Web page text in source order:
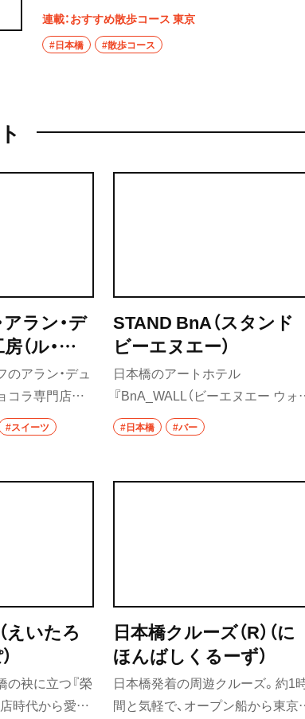
（1863）の「八町堀霊岸嶋日本橋南之絵図」を
を紹介。タイムスリップを楽しむ特別な散歩体
連載：おすすめ散歩コース 東京
#日本橋 #散歩コース
ラン・デ
（ル・シ
・デュカ
うぼう）
アラン・デュ
コラ専門店。
いチョコレ
るような気分
トを選べ
ースではショ
#スイーツ
STAND BnA（スタンド
ビーエヌエー）
日本橋のアートホテル
『BnA_WALL（ビーエヌエー ウォ
ル）』の1階にあり、朝8時から夜は
22時まで、朝食・ランチ・カフェ・バ
えて営業している飲食店。人と人
#日本橋 #バー
えいたろ
袂に立つ『榮
時代から愛さ
日本橋クルーズ（R）（に
ほんばしくるーず）
日本橋発着の周遊クルーズ。約1
間と気軽で、オープン船から東京